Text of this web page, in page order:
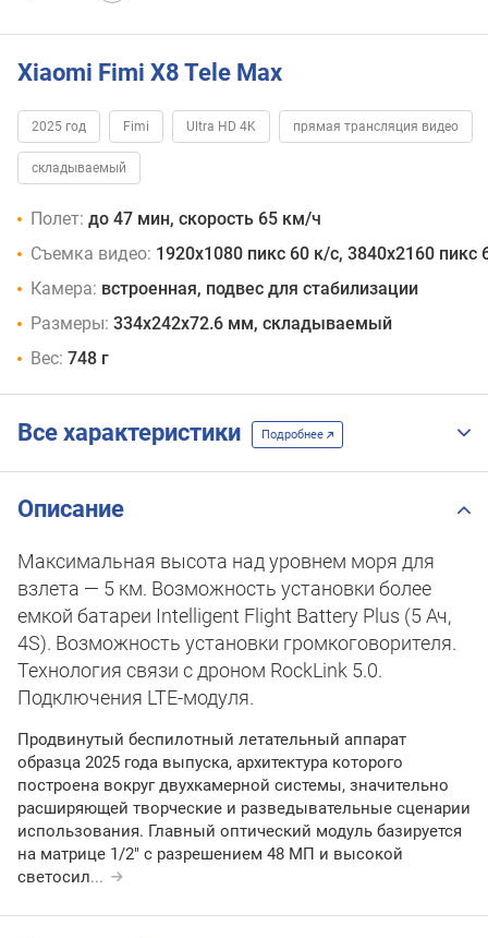
Xiaomi Fimi X8 Tele Max
2025 год Fimi Ultra HD 4K прямая трансляция видео
складываемый
Полет: до 47 мин, скорость 65 км/ч
Съемка видео: 1920x1080 пикс 60 к/с, 3840x2160 пикс
Камера: встроенная, подвес для стабилизации
Размеры: 334x242x72.6 мм, складываемый
Вес: 748 г
Все характеристики Подробнее
Описание
Максимальная высота над уровнем моря для
взлета — 5 км. Возможность установки более
емкой батареи Intelligent Flight Battery Plus (5 Ач,
4S). Возможность установки громкоговорителя.
Технология связи с дроном RockLink 5.0.
Подключения LTE-модуля.
Продвинутый беспилотный летательный аппарат
образца 2025 года выпуска, архитектура которого
построена вокруг двухкамерной системы, значительно
расширяющей творческие и разведывательные сценарии
использования. Главный оптический модуль базируется
на матрице 1/2" с разрешением 48 МП и высокой
светосил...